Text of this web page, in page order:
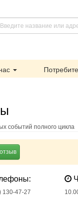
событий полного цикла
130-47-27